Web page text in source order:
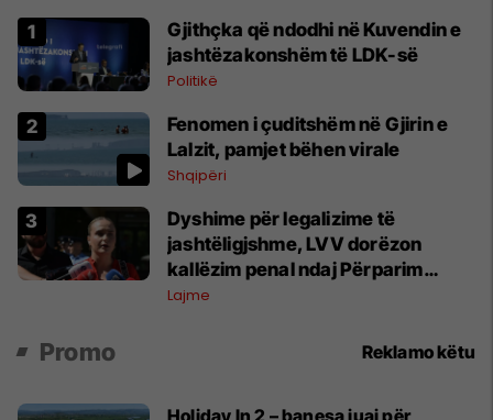
Gjithçka që ndodhi në Kuvendin e
jashtëzakonshëm të LDK-së
Politikë
Fenomen i çuditshëm në Gjirin e
Lalzit, pamjet bëhen virale
Shqipëri
Dyshime për legalizime të
jashtëligjshme, LVV dorëzon
kallëzim penal ndaj Përparim
Ramës dhe zyrtarëve të kabinetit
Lajme
Promo Reklamo këtu
Holiday In 2 – banesa juaj për